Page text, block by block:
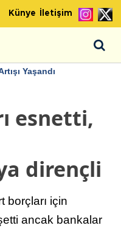
Künye İletişim
Yaşandı
esnetti,
dirençli
borçları için
ancak bankalar